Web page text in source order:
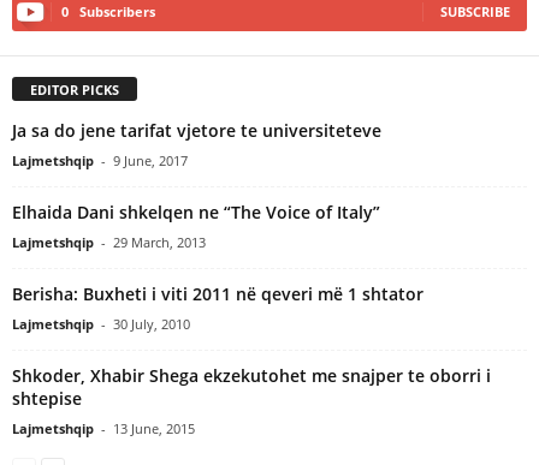
0 Subscribers SUBSCRIBE
EDITOR PICKS
Ja sa do jene tarifat vjetore te universiteteve
Lajmetshqip - 9 June, 2017
Elhaida Dani shkelqen ne “The Voice of Italy”
Lajmetshqip - 29 March, 2013
Berisha: Buxheti i viti 2011 në qeveri më 1 shtator
Lajmetshqip - 30 July, 2010
Shkoder, Xhabir Shega ekzekutohet me snajper te oborri i
shtepise
Lajmetshqip - 13 June, 2015